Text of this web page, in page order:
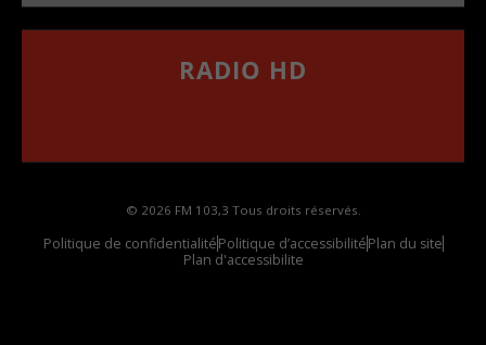
RADIO HD
© 2026 FM 103,3 Tous droits réservés.
Politique de confidentialitéPolitique d’accessibilitéPlan du site
Plan d'accessibilite